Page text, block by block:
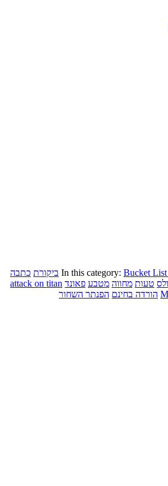
In this category: Bucket ביקורת כתבה
טעות מחווה מטבע פאונד attack on titan
הורדה בחינם הפנתר השחור